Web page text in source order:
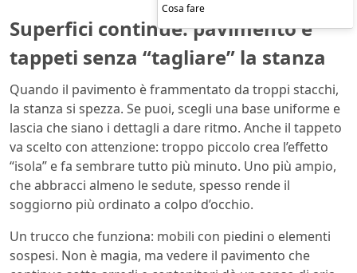
Superfici continue: pavimento e
tappeti senza “tagliare” la stanza
Quando il pavimento è frammentato da troppi stacchi,
la stanza si spezza. Se puoi, scegli una base uniforme e
lascia che siano i dettagli a dare ritmo. Anche il tappeto
va scelto con attenzione: troppo piccolo crea l’effetto
“isola” e fa sembrare tutto più minuto. Uno più ampio,
che abbracci almeno le sedute, spesso rende il
soggiorno più ordinato a colpo d’occhio.
Un trucco che funziona: mobili con piedini o elementi
sospesi. Non è magia, ma vedere il pavimento che
Cosa fare